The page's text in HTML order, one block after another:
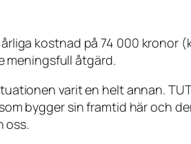
kostnad på 74 000 kronor
meningsfull åtgärd.
varit en helt annan.
bygger sin framtid här och
oss.